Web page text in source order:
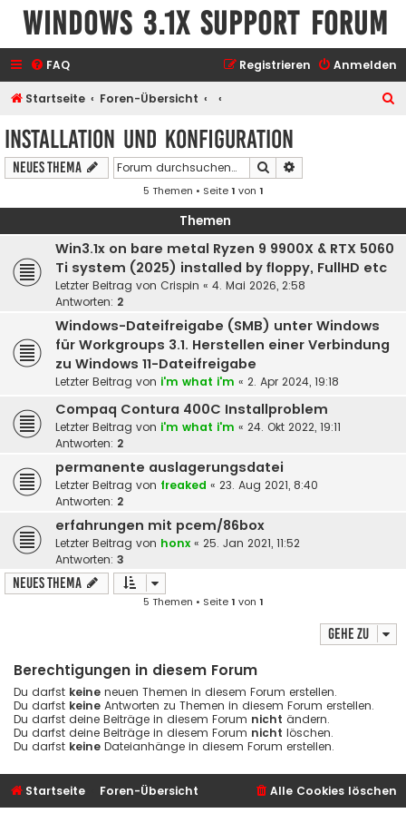
Windows 3.1x Support Forum
FAQ Anmelden
Registrieren
Startseite Foren-Übersicht
Installation und Konfiguration
Neues Thema Suche
5 Themen • Seite1 von 1
Themen
Win3.1x on bare metal Ryzen 9 9900X & RTX 5060
Ti system (2025) installed by floppy, FullHD etc
Letzter Beitrag von Crispin « 4. Mai 2026, 2:58
Antworten: 2
Windows-Dateifreigabe (SMB) unter Windows
für Workgroups 3.1. Herstellen einer Verbindung
zu Windows 11-Dateifreigabe
Letzter Beitrag von i'm what i'm « 2. Apr 2024, 19:18
Compaq Contura 400C Installproblem
Letzter Beitrag von i'm what i'm « 24. Okt 2022, 19:11
Antworten: 2
permanente auslagerungsdatei
Letzter Beitrag von freaked « 23. Aug 2021, 8:40
Antworten: 2
erfahrungen mit pcem/86box
Letzter Beitrag von honx « 25. Jan 2021, 11:52
Antworten: 3
Neues Thema
5 Themen • Seite1 von 1
Gehe zu
Berechtigungen in diesem Forum
Du darfst keine neuen Themen in diesem Forum erstellen.
Du darfst keine Antworten zu Themen in diesem Forum erstellen.
Du darfst deine Beiträge in diesem Forum nicht ändern.
Du darfst deine Beiträge in diesem Forum nicht löschen.
Du darfst keine Dateianhänge in diesem Forum erstellen.
Startseite Foren-Übersicht Alle Cookies löschen